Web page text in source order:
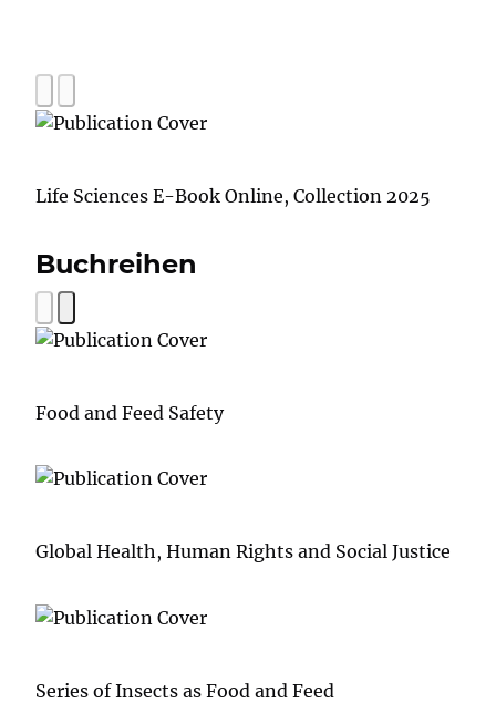
Life Sciences E-Book Online, Collection 2025
Buchreihen
Food and Feed Safety
Global Health, Human Rights and Social Justice
Series of Insects as Food and Feed